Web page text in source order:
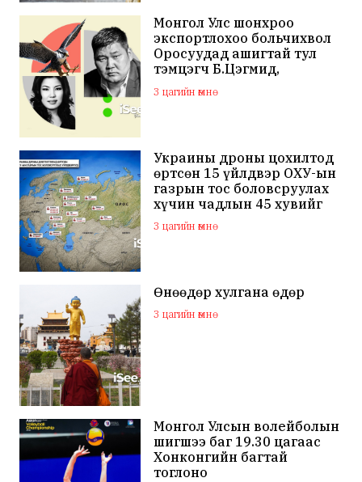
Монгол Улс шонхроо
экспортлохоо больчихвол
Оросуудад ашигтай тул
тэмцэгч Б.Цэгмид,
Н.Эрдэнэ зэрэг хүмүүсийг
санхүүжүүлдэг байж
3 цагийн өмнө
Украины дроны цохилтод
өртсөн 15 үйлдвэр ОХУ-ын
газрын тос боловсруулах
хүчин чадлын 45 хувийг
бүрдүүлдэг байжээ
3 цагийн өмнө
Өнөөдөр хулгана өдөр
3 цагийн өмнө
Монгол Улсын волейболын
шигшээ баг 19.30 цагаас
Хонконгийн багтай
тоглоно